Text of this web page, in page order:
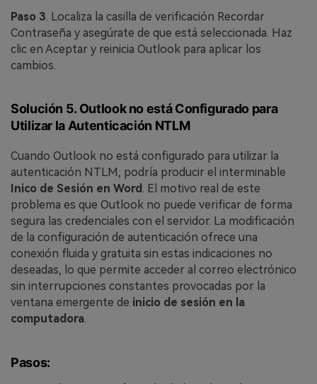
Paso 3 . Localiza la casilla de verificación Recordar
Contraseña y asegúrate de que está seleccionada. Haz
clic en Aceptar y reinicia Outlook para aplicar los
cambios.
Solución 5. Outlook no está Configurado para
Utilizar la Autenticación NTLM
Cuando Outlook no está configurado para utilizar la
autenticación NTLM, podría producir el interminable
Inico de Sesión en Word . El motivo real de este
problema es que Outlook no puede verificar de forma
segura las credenciales con el servidor. La modificación
de la configuración de autenticación ofrece una
conexión fluida y gratuita sin estas indicaciones no
deseadas, lo que permite acceder al correo electrónico
sin interrupciones constantes provocadas por la
ventana emergente de inicio de sesión en la
computadora.
Pasos: